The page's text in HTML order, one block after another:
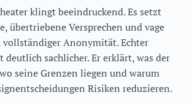
klingt beeindruckend. Es setzt
übertriebene Versprechen und vage
vollständiger Anonymität. Echter
deutlich sachlicher. Er erklärt, was der
seine Grenzen liegen und warum
Risiken reduzieren.